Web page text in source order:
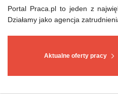
Aktualne oferty pracy
Portal Praca.pl to jeden z
Działamy jako agencja